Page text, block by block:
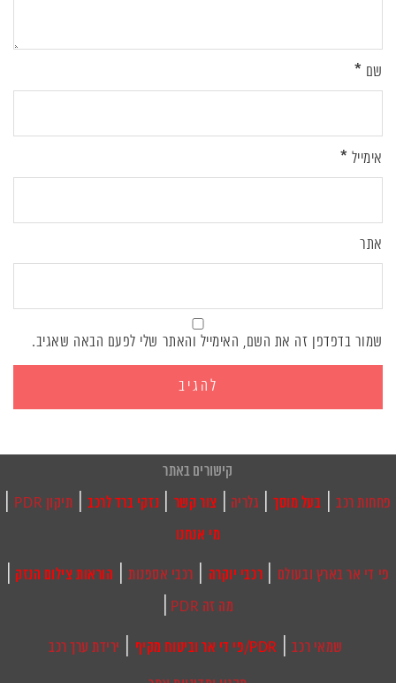
שם *
אימייל *
אתר
שמור בדפדפן זה את השם, האימייל והאתר שלי לפעם הבאה שאגיב.
קישורים באתר
פחחות רכב| בעל מוסך| גלריה צור קשר נזקי ברד לרכב| תיקון PDR
מי אנחנו
פי די אר בארץ ובעולם רכבי יוקרה רכבי אספנות| הוראות צילום הנזק
מה זה PDR
שמאי רכב| PDR/פי די אר וביטוח מקיף ירידת ערך רכב